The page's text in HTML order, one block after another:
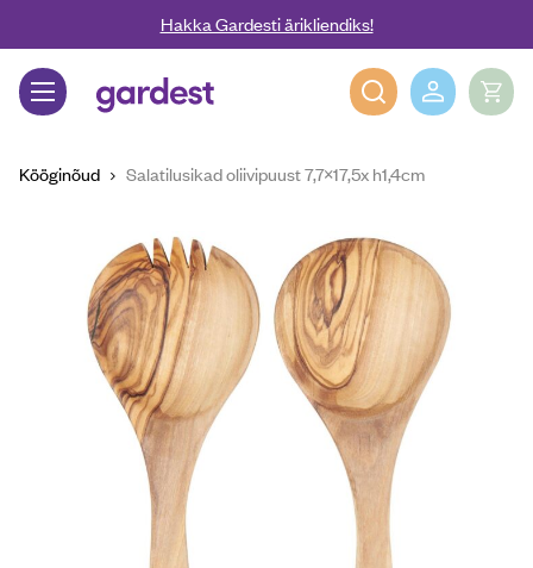
Liigu edasi põhisisu juurdeHakka Gardesti ärikliendiks!
Gardest
Kööginõud Salatilusikad oliivipuust 7,7×17,5x h1,4cm